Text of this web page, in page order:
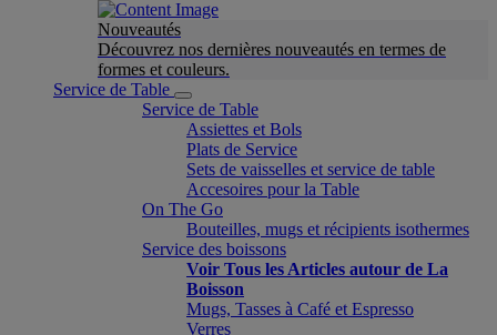
Nouveautés
Découvrez nos dernières nouveautés en termes de
formes et couleurs.
Service de Table
Service de Table
Assiettes et Bols
Plats de Service
Sets de vaisselles et service de table
Accesoires pour la Table
On The Go
Bouteilles, mugs et récipients isothermes
Service des boissons
Voir Tous les Articles autour de La
Boisson
Mugs, Tasses à Café et Espresso
Verres